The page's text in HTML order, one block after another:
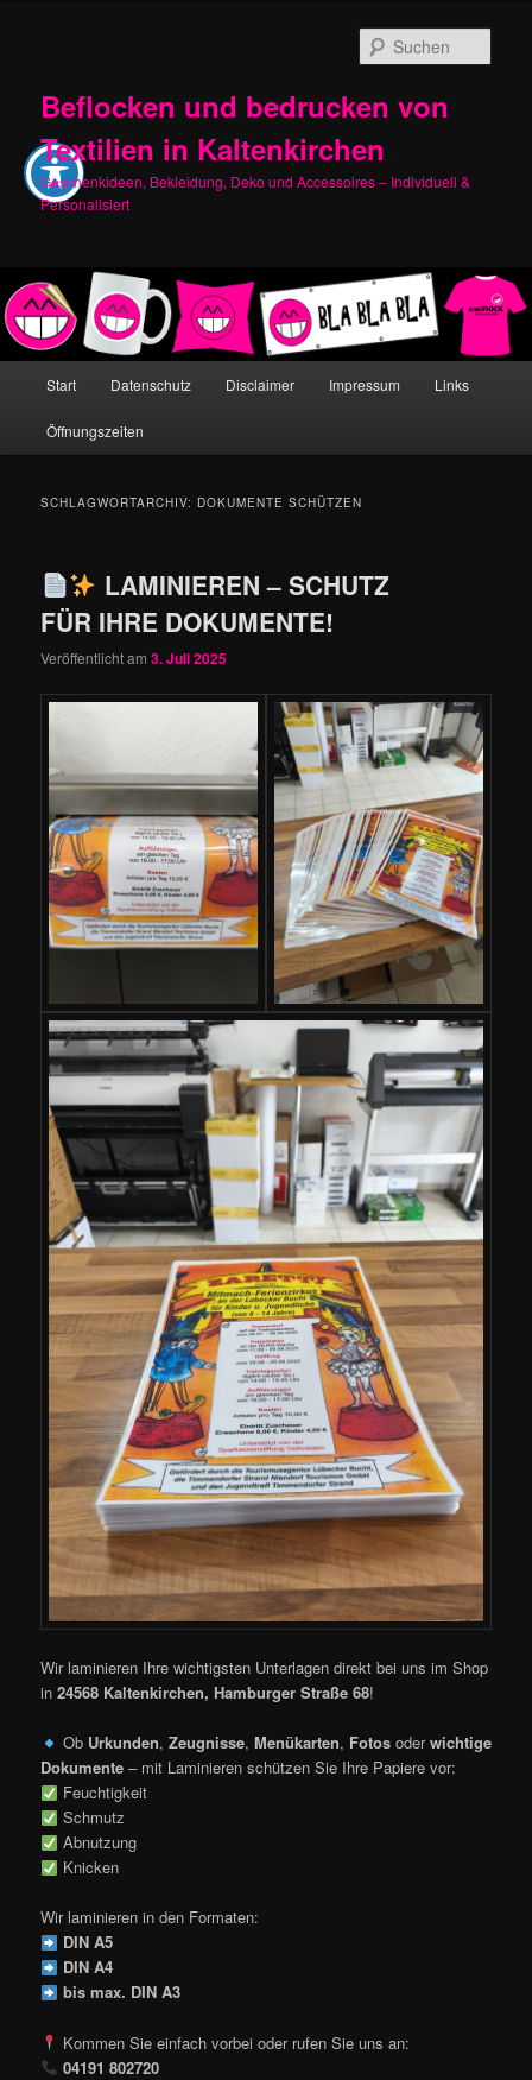
Beflocken und bedrucken von
Textilien in Kaltenkirchen
Geschenkideen, Bekleidung, Deko und Accessoires – Individuell &
Personalisiert
Start Datenschutz Disclaimer Impressum Links
Öffnungszeiten
SCHLAGWORTARCHIV: DOKUMENTE SCHÜTZEN
LAMINIEREN – SCHUTZ
FÜR IHRE DOKUMENTE!
Veröffentlicht am3. Juli 2025
Wir laminieren Ihre wichtigsten Unterlagen direkt bei uns im Shop
in24568 Kaltenkirchen, Hamburger Straße 68!
Ob Urkunden, Zeugnisse, Menükarten, Fotosoderwichtige
Dokumente – mit Laminieren schützen Sie Ihre Papiere vor:
Feuchtigkeit
Schmutz
Abnutzung
Knicken
Wir laminieren in den Formaten:
DIN A5
DIN A4
bis max. DIN A3
Kommen Sie einfach vorbei oder rufen Sie uns an:
04191 802720